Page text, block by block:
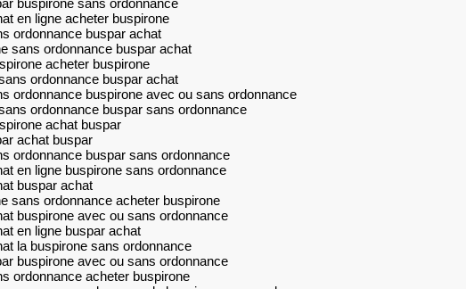
buspirone sans ordonnance
en ligne acheter buspirone
ordonnance buspar achat
sans ordonnance buspar achat
acheter buspirone
ordonnance buspar achat
ordonnance buspirone avec ou sans ordonnance
ordonnance buspar sans ordonnance
achat buspar
achat buspar
ordonnance buspar sans ordonnance
en ligne buspirone sans ordonnance
buspar achat
sans ordonnance acheter buspirone
buspirone avec ou sans ordonnance
en ligne buspar achat
la buspirone sans ordonnance
buspirone avec ou sans ordonnance
ordonnance acheter buspirone